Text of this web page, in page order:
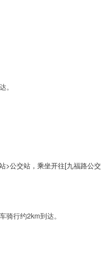
公交站，乘坐开往[九福路公
行约2km到达。